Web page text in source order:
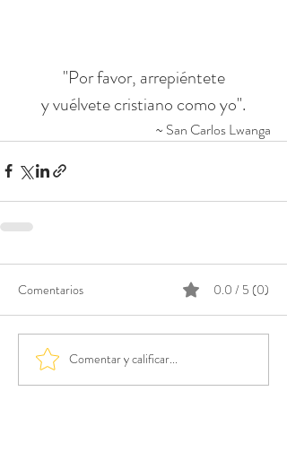
"Por favor, arrepiéntete
y vuélvete cristiano como yo".
~ San Carlos Lwanga
Comentarios 0.0 / 5 (0)
Comentar y calificar...